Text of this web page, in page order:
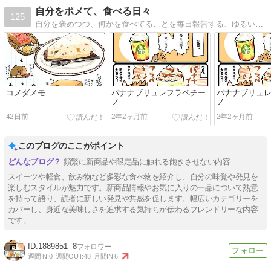
125
自分をポメて、食べる日々
自分を褒めつつ、何かを食べてることを毎日報告する、ゆるいブログです。 よろしくお願いします〜
コメダメモ
42日前
バナナブリュレフラペチー
ノ
2年2ヶ月前
バナナブリュ
ノ
2年2ヶ月前
このブログのここがポイント
頻繁に新商品や限定品に触れる飽きさせない内容
スイーツや軽食、飲み物など多彩な食べ物を紹介し、自分の味覚や発見を
楽しむスタイルが魅力です。新商品情報やお気に入りの一品について熱意
を持って語り、読者に新しい発見や共感を促します。幅広いカテゴリーを
カバーし、身近な美味しさを追求する気持ちが伝わるフレンドリーな内容
です。
1889851 8
週間IN:0 週間OUT:48 月間IN:6